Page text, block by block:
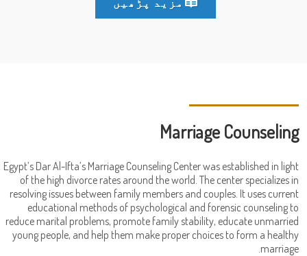
Marriage Counseling
Egypt’s Dar Al-Ifta’s Marriage Counseling Center was established in light
of the high divorce rates around the world. The center specializes in
resolving issues between family members and couples. It uses current
educational methods of psychological and forensic counseling to
reduce marital problems, promote family stability, educate unmarried
young people, and help them make proper choices to form a healthy
marriage.